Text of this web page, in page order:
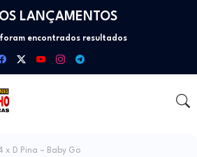
LANÇAMENTOS
encontrados resultados
x D Pina – Baby Go